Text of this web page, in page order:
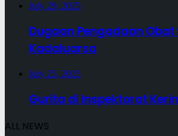
July 29, 2025
Dugaan Pengadaan Obat
Kadaluarsa
July 25, 2025
Gurita di Inspektorat
ALL NEWS